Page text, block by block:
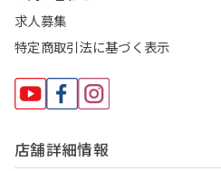
求人募集
特定商取引法に基づく表示
店舗詳細情報